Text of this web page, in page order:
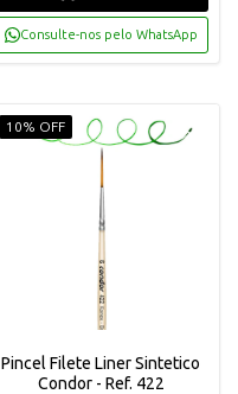
Consulte-nos pelo WhatsApp
10% OFF
Pincel Filete Liner Sintetico
Condor - Ref. 422